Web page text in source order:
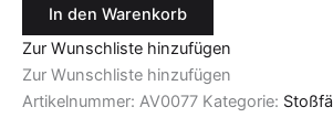
In den Warenkorb
Zur Wunschliste hinzufügen
Zur Wunschliste hinzufügen
Artikelnummer: AV0077 Kategorie: